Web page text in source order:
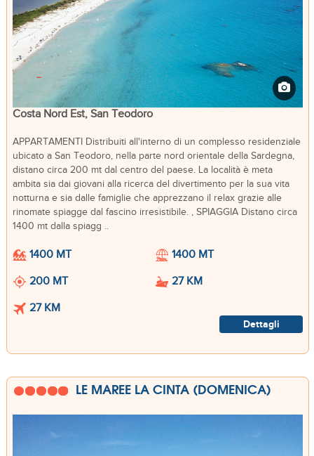
Costa Nord Est, San Teodoro
APPARTAMENTI Distribuiti all'interno di un complesso residenziale
ubicato a San Teodoro, nella parte nord orientale della Sardegna,
distano circa 200 mt dal centro del paese. La località è meta
ambita sia dai giovani alla ricerca del divertimento per la sua vita
notturna e sia dalle famiglie che apprezzano il relax grazie alle
rinomate spiagge dal fascino irresistibile. , SPIAGGIA Distano circa
1400 mt dalla spiagg ..
1400 MT
1400 MT
200 MT
27 KM
27 KM
Dettagli
LE MAREE LA CINTA (DOMENICA)